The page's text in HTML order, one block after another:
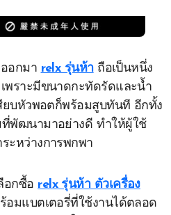
อกมา relx รุ่นห้าถือเป็นหนึ่ง
พราะมีขนาดกะทัดรัดและน้ำ
ยบหัวพอตก็พร้อมสูบทันที อีกทั้ง
ที่พัฒนามาอย่างดี ทำให้ผู้ใช้
ะหว่างการพกพา
อกซื้อ relx รุ่นห้า ตัวเครื่อง
อมแบตเตอรี่ที่ใช้งานได้ตลอด